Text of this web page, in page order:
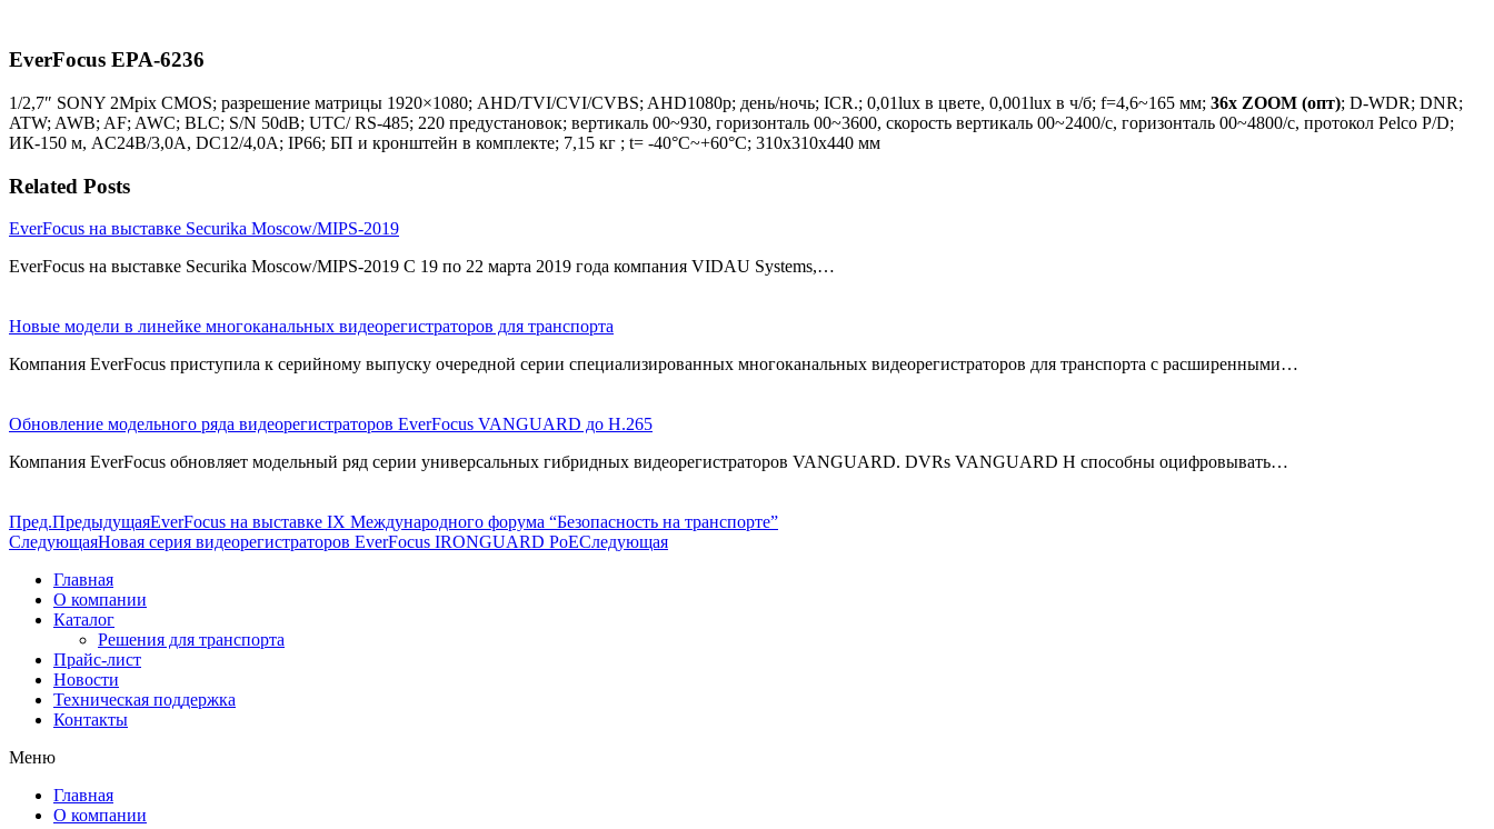
EverFocus EPA-6236
1/2,7″ SONY 2Mpix CMOS; разрешение матрицы 1920×1080; AHD/TVI/CVI/CVBS; AHD1080p; день/ночь; ICR.; 0,01lux в цвете, 0,001lux в ч/б; f=4,6~165 мм; 36x ZOOM (опт); D-WDR; DNR;
ATW; AWB; AF; AWC; BLC; S/N 50dB; UTC/ RS-485; 220 предустановок; вертикаль 00~930, горизонталь 00~3600, скорость вертикаль 00~2400/c, горизонталь 00~4800/c, протокол Pelco P/D;
ИК-150 м, AC24В/3,0A, DC12/4,0A; IP66; БП и кронштейн в комплекте; 7,15 кг ; t= -40°C~+60°С; 310x310x440 мм
Related Posts
EverFocus на выставке Securika Moscow/MIPS-2019
EverFocus на выставке Securika Moscow/MIPS-2019 С 19 по 22 марта 2019 года компания VIDAU Systems,…
Новые модели в линейке многоканальных видеорегистраторов для транспорта
Компания EverFocus приступила к серийному выпуску очередной серии специализированных многоканальных видеорегистраторов для транспорта с расширенными…
Обновление модельного ряда видеорегистраторов EverFocus VANGUARD до H.265
Компания EverFocus обновляет модельный ряд серии универсальных гибридных видеорегистраторов VANGUARD. DVRs VANGUARD H способны оцифровывать…
Пред.ПредыдущаяEverFocus на выставке IX Международного форума “Безопасность на транспорте”
СледующаяНовая серия видеорегистраторов EverFocus IRONGUARD PoEСледующая
Главная
О компании
Каталог
Решения для транспорта
Прайс-лист
Новости
Техническая поддержка
Контакты
Меню
Главная
О компании